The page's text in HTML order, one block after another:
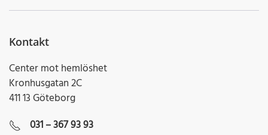
Kontakt
Center mot hemlöshet
Kronhusgatan 2C
411 13 Göteborg
031 – 367 93 93